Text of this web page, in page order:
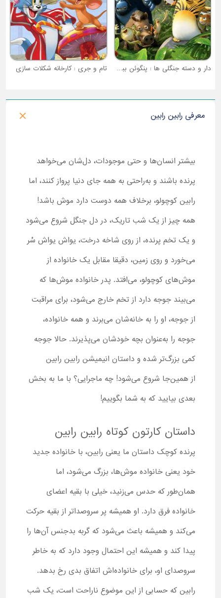
دار و دسته جنگلی ها : پنگوئن ببری تام و جری : کارخانه شکلات سازی
معرفی رابین رابین
بیشتر انسان‌ها و حتی موجودات، دل‌شان می‌خواهد
پرنده باشند و به‌راحتی به همه جای دنیا پرواز کنند، اما
رابین کوچولو، برخلاف همه دوست دارد موش باشد!
همه چیز از یک شب تاریک، در دل جنگل شروع می‌شود
و یک تخم پرنده، از روی شاخه درخت، یواش یواش سُر
می‌خورد و روی زمین، دقیقا مقابل یک خانواده از
موش‌های کوچولو، می‌افتد. پدر خانواده موش‌ها که
می‌بیند جوجه دارد از تخم خارج می‌شود، برای مراقبت
از جوجه، او را به خانه‌شان می‌برند و همه خانواده،
جوجه را به‌عنوان بچه خودشان می‌پذیرند. حالا جوجه
کمی بزرگ‌تر شده و داستان انیمیشن رابین رابین
از همین‌جا شروع می‌شود! چه ماجرایی؟ با ما به بخش
بعدی بیایید که به شما بگوییم!
داستان کارتون کوتاه رابین رابین
پرنده کوچک داستان ما یعنی رابین، با خانواده جدید
خود یعنی خانواده موش‌ها، بزرگ می‌شود، اما
همان‌طور که حدس می‌زنید، خیلی با بقیه اعضای
خانواده فرق دارد. او همیشه پر سروصداتر از بقیه حرکت
می‌کند و همیشه باعث می‌شود که گربه بدجنس آن‌ها را
پیدا کند و همیشه این احتمال وجود دارد که به خاطر
سروصدای او، برای خانواده‌اش اتفاق بدی رخ بدهد.
رابین که حسابی از این موضوع ناراحت است، یک شب